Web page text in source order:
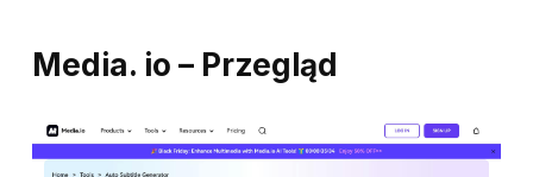
Media. io – Przegląd